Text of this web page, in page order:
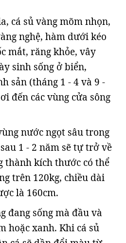
cá sủ vàng mõm nhọn,
nghệ, hàm dưới kéo
mắt, răng khỏe, vây
sinh sống ở biển,
sản (tháng 1 - 4 và 9 -
đến các vùng cửa sông
nước ngọt sâu trong
1 - 2 năm sẽ tự trở về
thành kích thước có thể
trên 120kg, chiều dài
là 160cm.
đang sống mà đầu và
hoặc xanh. Khi cá sủ